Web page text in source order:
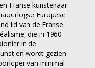
Franse kunstenaar
Europese
lid van de Franse
die in 1960
in de
en wordt gezien
van minimal